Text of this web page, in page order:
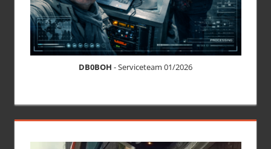
DB0BOH - Serviceteam 01/2026